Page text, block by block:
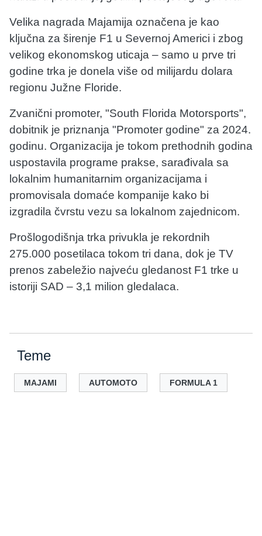
Velika nagrada Majamija označena je kao
ključna za širenje F1 u Severnoj Americi i zbog
velikog ekonomskog uticaja – samo u prve tri
godine trka je donela više od milijardu dolara
regionu Južne Floride.
Zvanični promoter, "South Florida Motorsports",
dobitnik je priznanja "Promoter godine" za 2024.
godinu. Organizacija je tokom prethodnih godina
uspostavila programe prakse, sarađivala sa
lokalnim humanitarnim organizacijama i
promovisala domaće kompanije kako bi
izgradila čvrstu vezu sa lokalnom zajednicom.
Prošlogodišnja trka privukla je rekordnih
275.000 posetilaca tokom tri dana, dok je TV
prenos zabeležio najveću gledanost F1 trke u
istoriji SAD – 3,1 milion gledalaca.
Teme
MAJAMI AUTOMOTO FORMULA 1